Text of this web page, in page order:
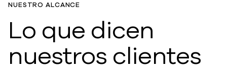
NUESTRO ALCANCE
Lo que dicen
nuestros clientes